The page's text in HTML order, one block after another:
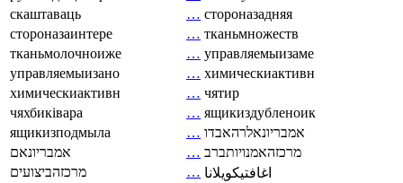
скаштаваць
… стороназадняя
стороназаинтере
… тканьмножеств
тканьмолочноиже
… управляемыизаме
управляемыизано
… химическиактивн
химическиактивн
… чятир
чяхбиківара
… ящикиздубленоик
ящикизподмыла
… אמבריונאלרהאבדו
אמבריונאם
… מרכזהאמנויותברב
מרכזהביצועים
… اغافتيكويلانا